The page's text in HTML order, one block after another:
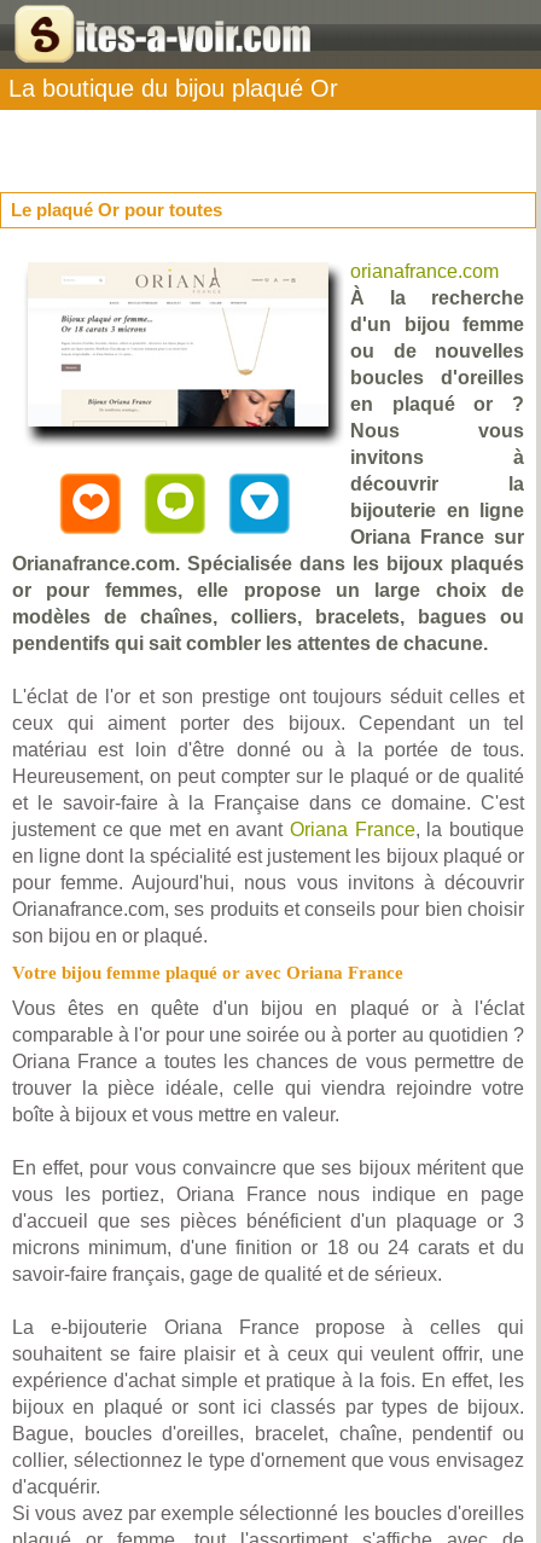
La boutique du bijou plaqué Or
Le plaqué Or pour toutes
orianafrance.com
À la recherche
d'un bijou femme
ou de nouvelles
boucles d'oreilles
en plaqué or ?
Nous vous
invitons à
découvrir la
bijouterie en ligne
Oriana France sur
Orianafrance.com. Spécialisée dans les bijoux plaqués
or pour femmes, elle propose un large choix de
modèles de chaînes, colliers, bracelets, bagues ou
pendentifs qui sait combler les attentes de chacune.
L'éclat de l'or et son prestige ont toujours séduit celles et
ceux qui aiment porter des bijoux. Cependant un tel
matériau est loin d'être donné ou à la portée de tous.
Heureusement, on peut compter sur le plaqué or de qualité
et le savoir-faire à la Française dans ce domaine. C'est
justement ce que met en avant Oriana France, la boutique
en ligne dont la spécialité est justement les bijoux plaqué or
pour femme. Aujourd'hui, nous vous invitons à découvrir
Orianafrance.com, ses produits et conseils pour bien choisir
son bijou en or plaqué.
Votre bijou femme plaqué or avec Oriana France
Vous êtes en quête d'un bijou en plaqué or à l'éclat
comparable à l'or pour une soirée ou à porter au quotidien ?
Oriana France a toutes les chances de vous permettre de
trouver la pièce idéale, celle qui viendra rejoindre votre
boîte à bijoux et vous mettre en valeur.
En effet, pour vous convaincre que ses bijoux méritent que
vous les portiez, Oriana France nous indique en page
d'accueil que ses pièces bénéficient d'un plaquage or 3
microns minimum, d'une finition or 18 ou 24 carats et du
savoir-faire français, gage de qualité et de sérieux.
La e-bijouterie Oriana France propose à celles qui
souhaitent se faire plaisir et à ceux qui veulent offrir, une
expérience d'achat simple et pratique à la fois. En effet, les
bijoux en plaqué or sont ici classés par types de bijoux.
Bague, boucles d'oreilles, bracelet, chaîne, pendentif ou
collier, sélectionnez le type d'ornement que vous envisagez
d'acquérir.
Si vous avez par exemple sélectionné les boucles d'oreilles